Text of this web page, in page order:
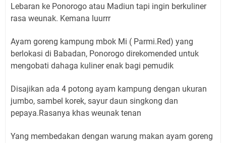
Lebaran ke Ponorogo atau Madiun tapi ingin berkuliner
rasa weunak. Kemana luurrr
Ayam goreng kampung mbok Mi ( Parmi.Red) yang
berlokasi di Babadan, Ponorogo direkomended untuk
mengobati dahaga kuliner enak bagi pemudik
Disajikan ada 4 potong ayam kampung dengan ukuran
jumbo, sambel korek, sayur daun singkong dan
pepaya.Rasanya khas weunak tenan
Yang membedakan dengan warung makan ayam goreng